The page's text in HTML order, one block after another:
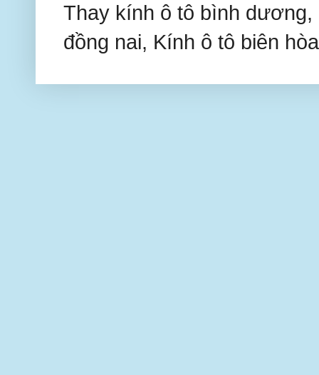
Thay kính ô tô bình
đồng nai, Kính ô tô biên